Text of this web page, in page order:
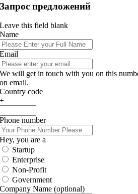
Запрос предложений
Leave this field blank
Name
Email
We will get in touch with you on this
on email.
Country code
+
Phone number
Hey, you are a
Startup
Enterprise
Non-Profit
Government
Company Name (optional)